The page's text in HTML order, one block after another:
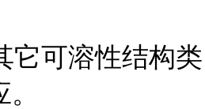
它可溶性结构类